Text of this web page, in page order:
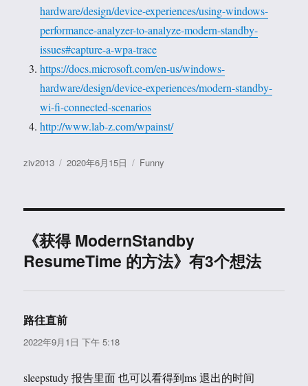
hardware/design/device-experiences/using-windows-
performance-analyzer-to-analyze-modern-standby-
issues#capture-a-wpa-trace
https://docs.microsoft.com/en-us/windows-
hardware/design/device-experiences/modern-standby-
wi-fi-connected-scenarios
http://www.lab-z.com/wpainst/
作
ziv2013
发
2020年6月15日
分
Funny
《获得 ModernStandby
ResumeTime 的方法》有3个想法
路往直前
道：
2022年9月1日 下午 5:18
sleepstudy 报告里面 也可以看得到ms 退出的时间